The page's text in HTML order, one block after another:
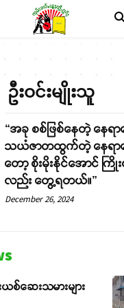
ဦးဝင်းမျိုးသူ
“အခု စစ်ဖြစ်နေတဲ့ နေရ
သယံဇာတထွက်တဲ့ နေရာတွ
တော့ စိုးမိုးနိုင်အောင် ကြို
လည်း တွေ့ရတယ်။”
December 26, 2024
ဆေးသမားများ